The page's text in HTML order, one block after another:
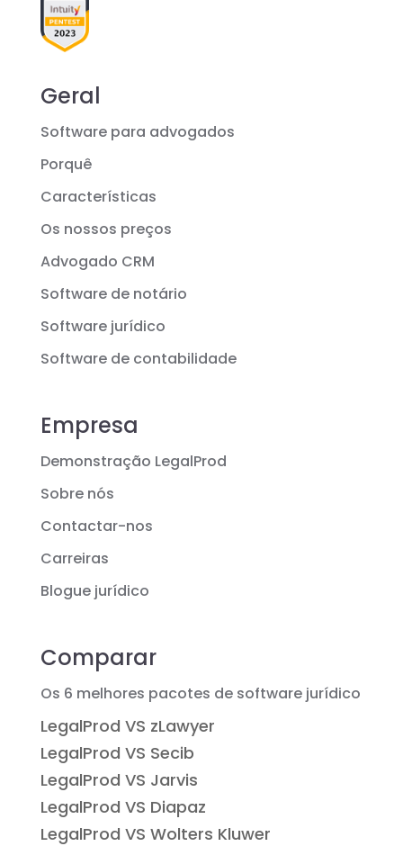
Geral
Software para advogados
Porquê
Características
Os nossos preços
Advogado CRM
Software de notário
Software jurídico
Software de contabilidade
Empresa
Demonstração LegalProd
Sobre nós
Contactar-nos
Carreiras
Blogue jurídico
Comparar
Os 6 melhores pacotes de software jurídico
LegalProd VS zLawyer
LegalProd VS Secib
LegalProd VS Jarvis
LegalProd VS Diapaz
LegalProd VS Wolters Kluwer